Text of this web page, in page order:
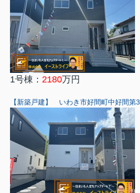
1号棟： 2180万円
【新築戸建】 いわき市好間町中好間第3